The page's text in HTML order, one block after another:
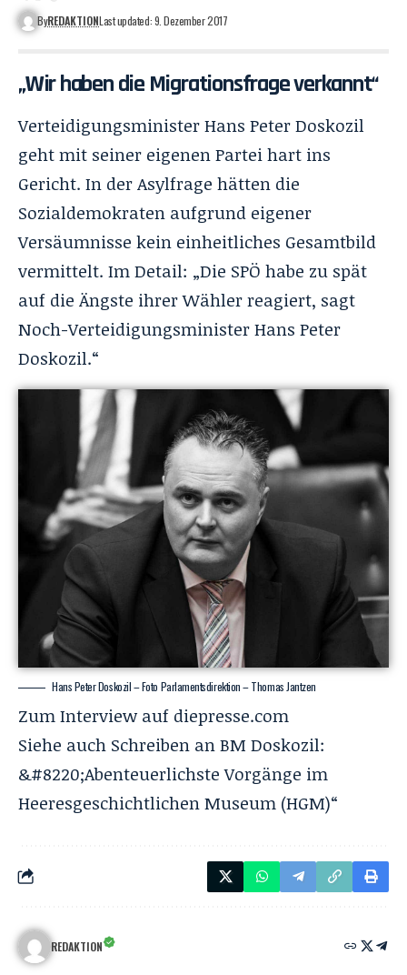
ByREDAKTIONLast updated: 9. Dezember 2017
„Wir haben die Migrationsfrage verkannt“
Verteidigungsminister Hans Peter Doskozil
geht mit seiner eigenen Partei hart ins
Gericht. In der Asylfrage hätten die
Sozialdemokraten aufgrund eigener
Versäumnisse kein einheitliches Gesamtbild
vermittelt. Im Detail: „Die SPÖ habe zu spät
auf die Ängste ihrer Wähler reagiert, sagt
Noch-Verteidigungsminister Hans Peter
Doskozil.“
Hans Peter Doskozil – Foto Parlamentsdirektion – Thomas Jantzen
Zum Interview auf diepresse.com
Siehe auch Schreiben an BM Doskozil:
&#8220;Abenteuerlichste Vorgänge im
Heeresgeschichtlichen Museum (HGM)“
REDAKTION